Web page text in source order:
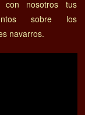
con nosotros tus
sobre los
navarros.